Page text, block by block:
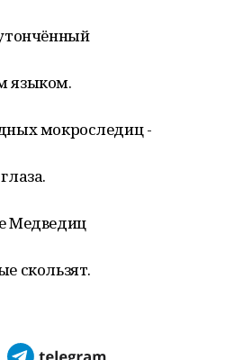
языком.
мокроследиц -
Медведиц
скользят.